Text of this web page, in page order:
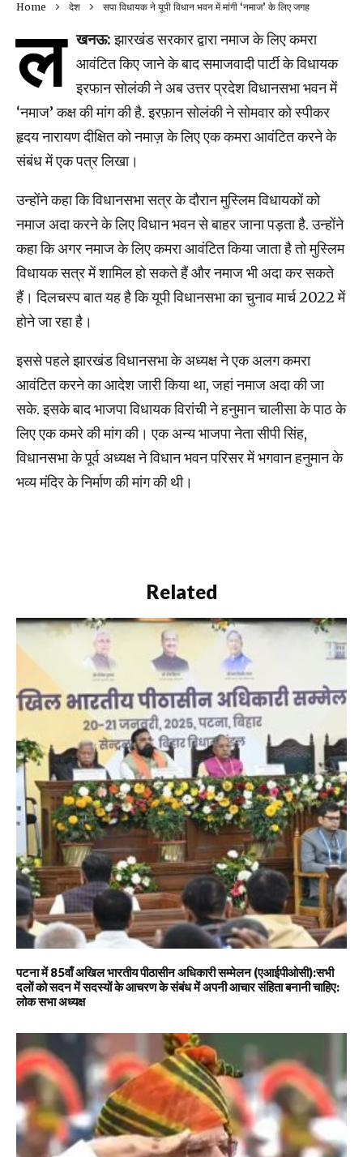
Home देश सपा विधायक ने यूपी विधान भवन में मांगी ‘नमाज’ के लिए जगह
ल खनऊ:झारखंड सरकार द्वारा नमाज के लिए कमरा
आवंटित किए जाने के बाद समाजवादी पार्टी के विधायक
इरफान सोलंकी ने अब उत्तर प्रदेश विधानसभा भवन में
‘नमाज’ कक्ष की मांग की है. इरफ़ान सोलंकी ने सोमवार को स्पीकर
हृदय नारायण दीक्षित को नमाज़ के लिए एक कमरा आवंटित करने के
संबंध में एक पत्र लिखा।
उन्होंने कहा कि विधानसभा सत्र के दौरान मुस्लिम विधायकों को
नमाज अदा करने के लिए विधान भवन से बाहर जाना पड़ता है. उन्होंने
कहा कि अगर नमाज के लिए कमरा आवंटित किया जाता है तो मुस्लिम
विधायक सत्र में शामिल हो सकते हैं और नमाज भी अदा कर सकते
हैं। दिलचस्प बात यह है कि यूपी विधानसभा का चुनाव मार्च 2022 में
होने जा रहा है।
इससे पहले झारखंड विधानसभा के अध्यक्ष ने एक अलग कमरा
आवंटित करने का आदेश जारी किया था, जहां नमाज अदा की जा
सके. इसके बाद भाजपा विधायक विरांची ने हनुमान चालीसा के पाठ के
लिए एक कमरे की मांग की। एक अन्य भाजपा नेता सीपी सिंह,
विधानसभा के पूर्व अध्यक्ष ने विधान भवन परिसर में भगवान हनुमान के
भव्य मंदिर के निर्माण की मांग की थी।
Related
पटना में 85वाँ अखिल भारतीय पीठासीन अधिकारी सम्मेलन (एआईपीओसी):सभी
दलों को सदन में सदस्यों के आचरण के संबंध में अपनी आचार संहिता बनानी चाहिए:
लोक सभा अध्यक्ष